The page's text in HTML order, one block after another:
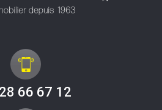
66 67 12